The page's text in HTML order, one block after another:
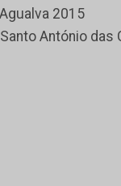
2015
António das